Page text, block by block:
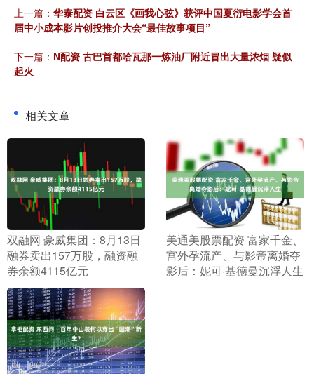
上一篇： 华泰配资 白云区《画我心弦》获评中国夏衍电影学会首
届中小成本影片创投推介大会“最佳故事项目”
下一篇： N配资 古巴首都哈瓦那一炼油厂附近冒出大量浓烟 疑似
起火
相关文章
​双融网 豪威集团：8月13日
融券卖出157万股，融资融
券余额4115亿元
​美通美股票配资 富家千金、
宫外孕流产、与影帝离婚夺
影后：妮可·基德曼沉浮人生